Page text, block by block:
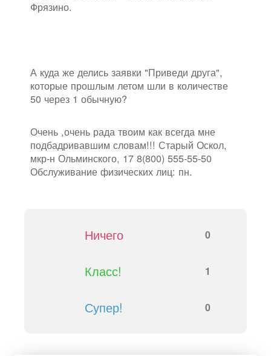
Фрязино.
А куда же делись заявки "Приведи друга",
которые прошлым летом шли в количестве
50 через 1 обычную?
Очень ,очень рада твоим как всегда мне
подбадривавшим словам!!! Старый Оскол,
мкр-н Ольминского, 17 8(800) 555-55-50
Обслуживание физических лиц: пн.
Ничего 0
Класс! 1
Супер! 0